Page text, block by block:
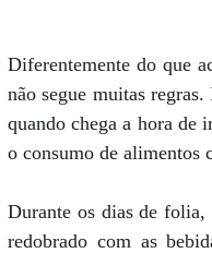
Diferentemente do que
não segue muitas
quando chega a hora de
o consumo de alimentos
Durante os dias de
redobrado com as